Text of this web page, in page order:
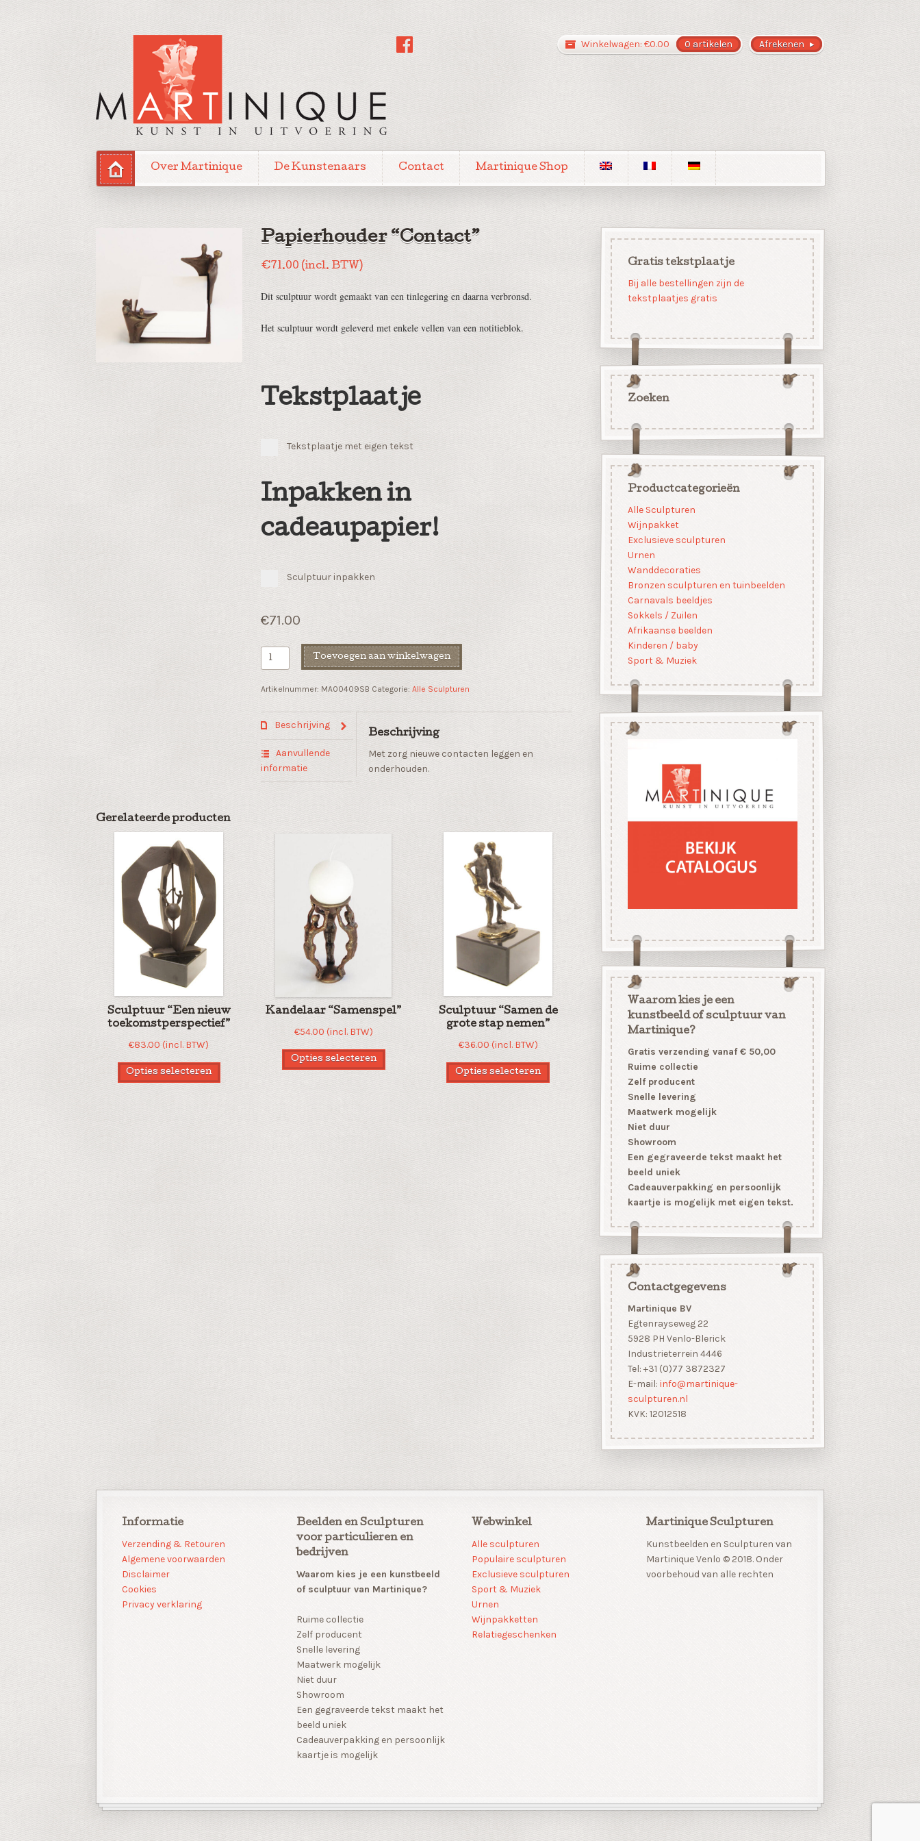
Afrekenen
Winkelwagen: €0.00 0 artikelen
Over Martinique De Kunstenaars Contact Martinique Shop
Papierhouder “Contact”
€ 71.00 (incl. BTW)
Dit sculptuur wordt gemaakt van een tinlegering en daarna verbronsd.
Het sculptuur wordt geleverd met enkele vellen van een notitieblok.
Tekstplaatje
Tekstplaatje met eigen tekst
Inpakken in
cadeaupapier!
Sculptuur inpakken
€71.00
Papierhouder
"Contact"
Toevoegen aan winkelwagen
Artikelnummer: MA00409SB Categorie: Alle Sculpturen
Beschrijving
Aanvullende
informatie
Beschrijving
Met zorg nieuwe contacten leggen en
onderhouden.
Gerelateerde producten
Sculptuur “Een nieuw
toekomstperspectief”
€83.00 (incl. BTW)
Opties selecteren
Kandelaar “Samenspel”
€54.00 (incl. BTW)
Opties selecteren
Sculptuur “Samen de
grote stap nemen”
€36.00 (incl. BTW)
Opties selecteren
Gratis tekstplaatje
Bij alle bestellingen zijn de
tekstplaatjes gratis
Zoeken
Productcategorieën
Alle Sculpturen
Wijnpakket
Exclusieve sculpturen
Urnen
Wanddecoraties
Bronzen sculpturen en tuinbeelden
Carnavals beeldjes
Sokkels / Zuilen
Afrikaanse beelden
Kinderen / baby
Sport & Muziek
Waarom kies je een
kunstbeeld of sculptuur van
Martinique?
Gratis verzending vanaf € 50,00
Ruime collectie
Zelf producent
Snelle levering
Maatwerk mogelijk
Niet duur
Showroom
Een gegraveerde tekst maakt het
beeld uniek
Cadeauverpakking en persoonlijk
kaartje is mogelijk met eigen tekst.
Contactgegevens
Martinique BV
Egtenrayseweg 22
5928 PH Venlo-Blerick
Industrieterrein 4446
Tel: +31 (0)77 3872327
E-mail: info@martinique-
sculpturen.nl
KVK: 12012518
Informatie
Verzending & Retouren
Algemene voorwaarden
Disclaimer
Cookies
Privacy verklaring
Beelden en Sculpturen
voor particulieren en
bedrijven
Waarom kies je een kunstbeeld
of sculptuur van Martinique?
Ruime collectie
Zelf producent
Snelle levering
Maatwerk mogelijk
Niet duur
Showroom
Een gegraveerde tekst maakt het
beeld uniek
Cadeauverpakking en persoonlijk
kaartje is mogelijk
Webwinkel
Alle sculpturen
Populaire sculpturen
Exclusieve sculpturen
Sport & Muziek
Urnen
Wijnpakketten
Relatiegeschenken
Martinique Sculpturen
Kunstbeelden en Sculpturen van
Martinique Venlo © 2018. Onder
voorbehoud van alle rechten